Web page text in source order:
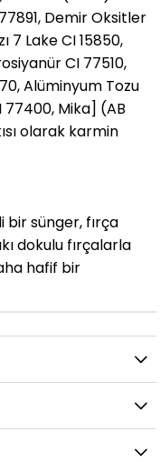
Demir Oksitler
7 Lake CI 15850,
CI 77510,
Alüminyum Tozu
77400, Mika] (AB
olarak karmin
bir sünger, fırça
dokulu fırçalarla
hafif bir